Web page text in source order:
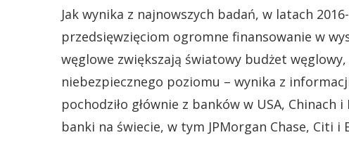
Jak wynika z najnowszych badań, w latach
przedsięwzięciom ogromne finansowanie w
węglowe zwiększają światowy budżet
niebezpiecznego poziomu – wynika z
pochodziło głównie z banków w USA,
banki na świecie, w tym JPMorgan Chase, Citi i